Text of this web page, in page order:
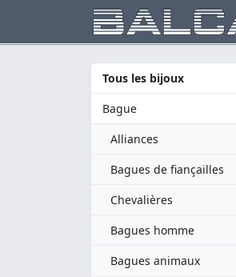
Tous les bijoux
Bague
Alliances
Bagues de fiançailles
Chevalières
Bagues homme
Bagues animaux